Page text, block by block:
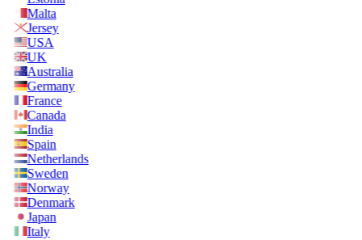
Malta
Jersey
USA
UK
Australia
Germany
France
Canada
India
Spain
Netherlands
Sweden
Norway
Denmark
Japan
Italy